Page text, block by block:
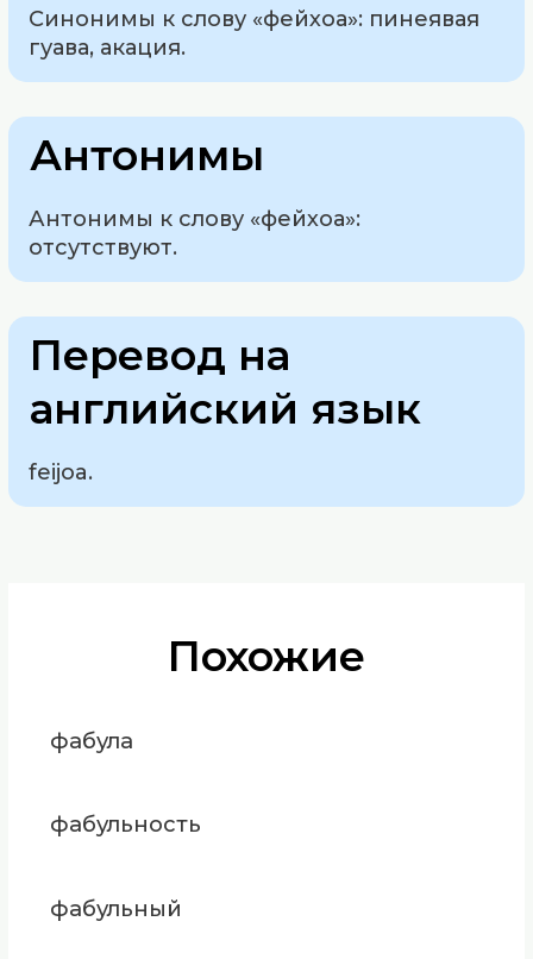
Синонимы к слову «фейхоа»: пинеявая
гуава, акация.
Антонимы
Антонимы к слову «фейхоа»:
отсутствуют.
Перевод на
английский язык
feijoa.
Похожие
фабула
фабульность
фабульный